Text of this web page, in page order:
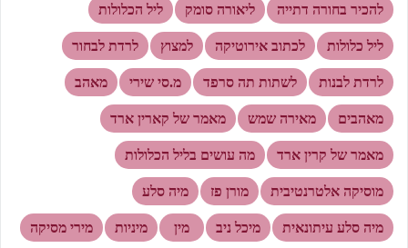
להכיר בחורה דתייה ליאורה סומק ליל הכלולות
ליל כלולות לכתוב אירוטיקה למצוץ לרדת לבחור
לרדת לבנות לשתות תה סרפד מ.סי שירי מאהב
מאהבים מאירה שמש מאמר של קארין ארד
מאמר של קרין ארד מה עושים בליל הכלולות
מוסיקה אלטרנטיבית מורן פז מיה סלע
מיה סלע עיתונאית מיכל ניב מין מיניות מירי מסיקה